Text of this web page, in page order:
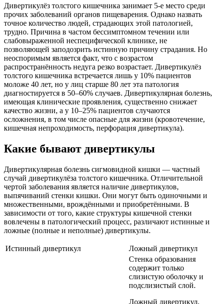
Дивертикулёз толстого кишечника занимает 5-е место среди
прочих заболеваний органов пищеварения. Однако назвать
точное количество людей, страдающих этой патологией,
трудно. Причина в частом бессимптомном течении или
слабовыраженной неспецифической клинике, не
позволяющей заподозрить истинную причину страдания. Но
неоспоримым является факт, что с возрастом
распространённость недуга резко возрастает. Дивертикулёз
толстого кишечника встречается лишь у 10% пациентов
моложе 40 лет, но у лиц старше 80 лет эта патология
диагностируется в 50–60% случаев. Дивертикулярная болезнь,
имеющая клинические проявления, существенно снижает
качество жизни, а у 10–25% пациентов случаются
осложнения, в том числе опасные для жизни (кровотечение,
кишечная непроходимость, перфорация дивертикула).
Какие бывают дивертикулы
Дивертикулярная болезнь сигмовидной кишки — частный
случай дивертикулёза толстого кишечника. Отличительной
чертой заболевания является наличие дивертикулов,
выпячиваний стенки кишки. Они могут быть одиночными и
множественными, врождёнными и приобретёнными. В
зависимости от того, какие структуры кишечной стенки
вовлечены в патологический процесс, различают истинные и
ложные (полные и неполные) дивертикулы.
Истинный дивертикул Ложный дивертикул
Стенка образования
содержит только
слизистую оболочку и
подслизистый слой.
Ложный дивертикул,